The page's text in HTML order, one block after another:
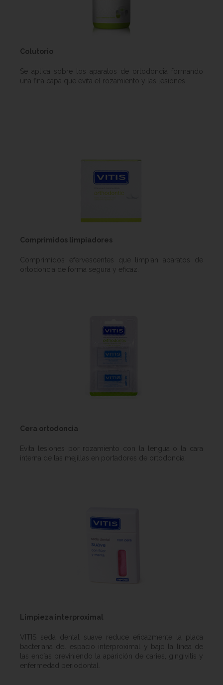
Colutorio
Se aplica sobre los aparatos de ortodoncia formando
una fina capa que evita el rozamiento y las lesiones.
Comprimidos limpiadores
Comprimidos efervescentes que limpian aparatos de
ortodoncia de forma segura y eficaz.
Cera ortodoncia
Evita lesiones por rozamiento con la lengua o la cara
interna de las mejillas en portadores de ortodoncia
Limpieza interproximal
VITIS seda dental suave reduce eficazmente la placa
bacteriana del espacio interproximal y bajo la línea de
las encías previniendo la aparición de caries, gingivitis y
enfermedad periodontal.